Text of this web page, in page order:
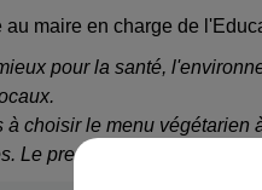
au maire en charge de
pour la santé,
choisir le menu
Le premier prix sera non